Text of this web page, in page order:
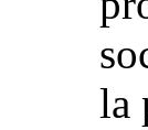
la